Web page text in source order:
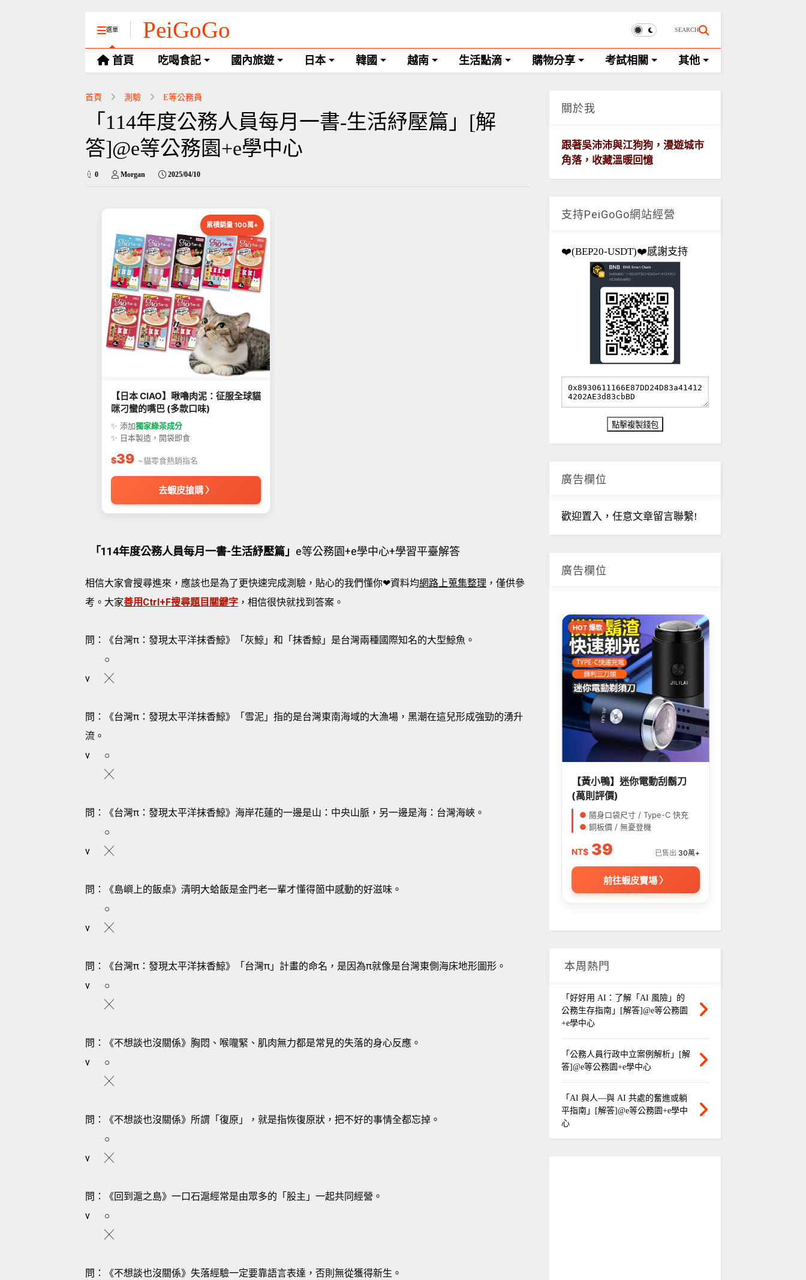
選單 PeiGoGo SEARCH
首頁 吃喝食記 國內旅遊 日本 韓國 越南 生活點滴 購物分享 考試相關 其他
首頁 測驗 E等公務員
「114年度公務人員每月一書-生活紓壓篇」[解
答]@e等公務園+e學中心
0 Morgan 2025/04/10
累積銷量 100萬+
【日本 CIAO】啾嚕肉泥：征服全球貓
咪刁蠻的嘴巴 (多款口味)
✨ 添加獨家綠茶成分
✨ 日本製造，開袋即食
$39 ~貓零食熱銷指名
去蝦皮搶購 〉
「114年度公務人員每月一書-生活紓壓篇」 e等公務園+e學中心+學習平臺解答
相信大家會搜尋進來，應該也是為了更快速完成測驗，貼心的我們懂你❤資料均網路上蒐集整理 ，僅供參
考。大家善用Ctrl+F搜尋題目關鍵字 ，相信很快就找到答案。
問：《台灣π：發現太平洋抹香鯨》「灰鯨」和「抹香鯨」是台灣兩種國際知名的大型鯨魚。
○
v
╳
問：《台灣π：發現太平洋抹香鯨》「雪泥」指的是台灣東南海域的大漁場，黑潮在這兒形成強勁的湧升
流。
v
○
╳
問：《台灣π：發現太平洋抹香鯨》海岸花蓮的一邊是山：中央山脈，另一邊是海：台灣海峽。
○
v
╳
問：《島嶼上的飯桌》清明大蛤飯是金門老一輩才懂得箇中感動的好滋味。
○
v
╳
問：《台灣π：發現太平洋抹香鯨》「台灣π」計畫的命名，是因為π就像是台灣東側海床地形圖形。
v
○
╳
問：《不想談也沒關係》胸悶、喉嚨緊、肌肉無力都是常見的失落的身心反應。
v
○
╳
問：《不想談也沒關係》所謂「復原」，就是指恢復原狀，把不好的事情全都忘掉。
○
v
╳
問：《回到滬之島》一口石滬經常是由眾多的「股主」一起共同經營。
v
○
╳
問：《不想談也沒關係》失落經驗一定要靠語言表達，否則無從獲得新生。
關於我
跟著吳沛沛與江狗狗，漫遊城市
角落，收藏溫暖回憶
支持PeiGoGo網站經營
❤️(BEP20-USDT)❤️感謝支持
廣告欄位
歡迎置入，任意文章留言聯繫!
廣告欄位
HOT 爆款
【黃小鴨】迷你電動刮鬍刀
(萬則評價)
● 隨身口袋尺寸 / Type-C 快充
● 銅板價 / 無憂登機
NT$ 39 已售出 30萬+
前往蝦皮賣場 〉
本周熱門
「好好用 AI：了解「AI 風險」的
公務生存指南」[解答]@e等公務園
+e學中心
「公務人員行政中立案例解析」[解
答]@e等公務園+e學中心
「AI 與人—與 AI 共處的奮進或躺
平指南」[解答]@e等公務園+e學中
心